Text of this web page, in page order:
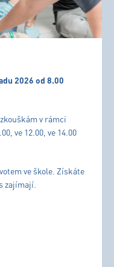
2026 od 8.00
v rámci
ve 12.00, ve 14.00
ve škole. Získáte
zajímají.